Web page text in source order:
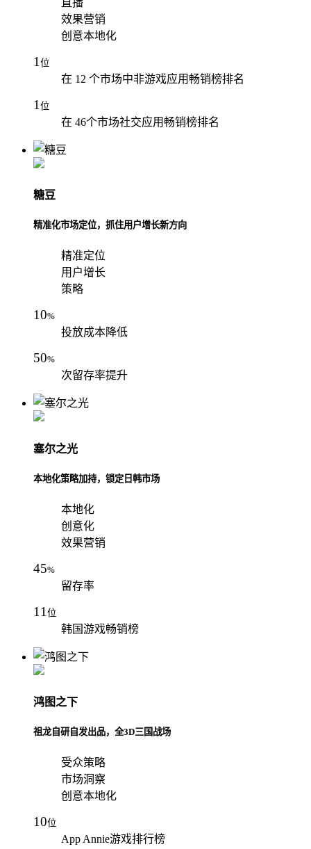
效果营销
创意本地化
1 位
在 12 个市场中非游戏应用畅销榜排名
1 位
在 46个市场社交应用畅销榜排名
糖豆
精准化市场定位，抓住用户增长新方向
精准定位
用户增长
策略
10%
投放成本降低
50%
次留存率提升
塞尔之光
本地化策略加持，锁定日韩市场
本地化
创意化
效果营销
45%
留存率
11 位
韩国游戏畅销榜
鸿图之下
祖龙自研自发出品，全3D三国战场
受众策略
市场洞察
创意本地化
10位
App Annie游戏排行榜